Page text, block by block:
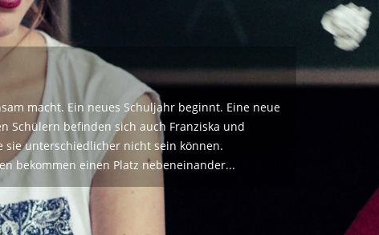
Gras zu Crystal«
erzählt und zeigt dennoch in aller Härte die
des Drogenkonsums auf.